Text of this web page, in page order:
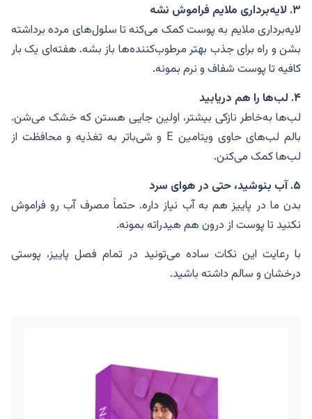
۳. لایه‌برداری ملایم فراموش نشه
لایه‌برداری ملایم به پوست کمک می‌کنه تا سلول‌های مرده برداشته
بشن و راه برای جذب بهتر مرطوب‌کننده‌ها باز بشه. هفته‌ای یک بار
کافیه تا پوست شفاف و نرم بمونه.
۴. لب‌ها را هم دریابید
لب‌ها به‌خاطر نازکی بیشتر، اولین جایی هستن که خشک می‌شن.
بالم لب‌های حاوی ویتامین E و شی‌باتر به تغذیه و محافظت از
لب‌ها کمک می‌کنن.
۵. آب بنوشید، حتی در هوای سرد
بدن ما در پاییز هم به آب نیاز داره. حتماً مصرف آب رو فراموش
نکنید تا پوست از درون هم هیدراته بمونه.
با رعایت این نکات ساده می‌تونید در تمام فصل پاییز، پوستی
درخشان و سالم داشته باشید.